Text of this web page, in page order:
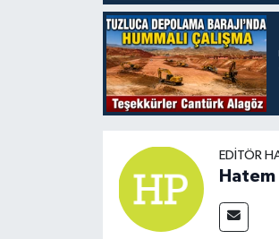
EDITÖR
Hatem